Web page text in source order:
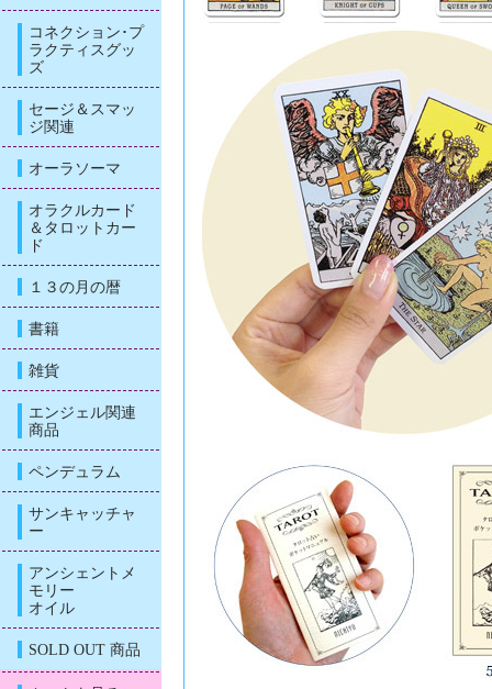
コネクション･プ
ラクティスグッ
ズ
セージ＆スマッ
ジ関連
オーラソーマ
オラクルカード
＆タロットカー
ド
１３の月の暦
書籍
雑貨
エンジェル関連
商品
ペンデュラム
サンキャッチャ
ー
アンシェントメ
モリー
オイル
SOLD OUT 商品